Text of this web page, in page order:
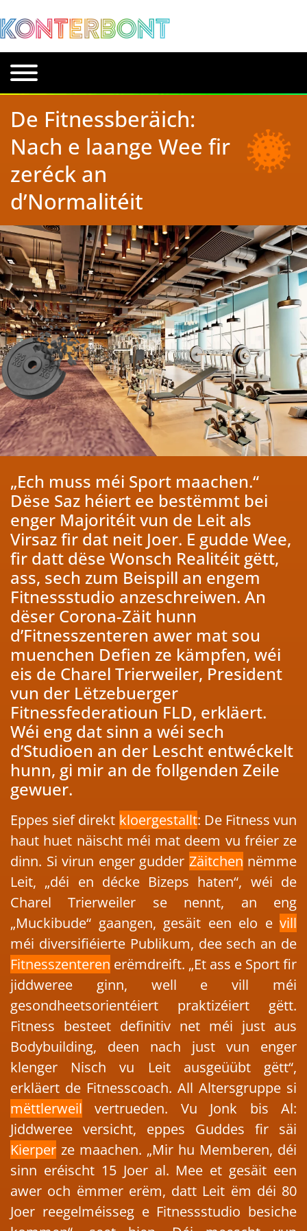
De Fitnessberäich:
Nach e laange Wee fir
zeréck an
d’Normalitéit
„Ech muss méi Sport maachen.“
Dëse Saz héiert ee bestëmmt bei
enger Majoritéit vun de Leit als
Virsaz fir dat neit Joer. E gudde Wee,
fir datt dëse Wonsch Realitéit gëtt,
ass, sech zum Beispill an engem
Fitnessstudio anzeschreiwen. An
dëser Corona-Zäit hunn
d’Fitnesszenteren awer mat sou
muenchen Defien ze kämpfen, wéi
eis de Charel Trierweiler, President
vun der Lëtzebuerger
Fitnessfederatioun FLD, erkläert.
Wéi eng dat sinn a wéi sech
d’Studioen an der Lescht entwéckelt
hunn, gi mir an de follgenden Zeile
gewuer.
Eppes sief direkt kloergestallt: De Fitness vun
haut huet näischt méi mat deem vu fréier ze
dinn. Si virun enger gudder Zäitchen nëmme
Leit, „déi en décke Bizeps haten“, wéi de
Charel Trierweiler se nennt, an eng
„Muckibude“ gaangen, gesäit een elo e vill
méi diversifiéierte Publikum, dee sech an de
Fitnesszenteren erëmdreift. „Et ass e Sport fir
jiddweree ginn, well e vill méi
gesondheetsorientéiert praktizéiert gëtt.
Fitness besteet definitiv net méi just aus
Bodybuilding, deen nach just vun enger
klenger Nisch vu Leit ausgeüübt gëtt“,
erkläert de Fitnesscoach. All Altersgruppe si
mëttlerweil vertrueden. Vu Jonk bis Al:
Jiddweree versicht, eppes Guddes fir säi
Kierper ze maachen. „Mir hu Memberen, déi
sinn eréischt 15 Joer al. Mee et gesäit een
awer och ëmmer erëm, datt Leit ëm déi 80
Joer reegelméisseg e Fitnessstudio besiche